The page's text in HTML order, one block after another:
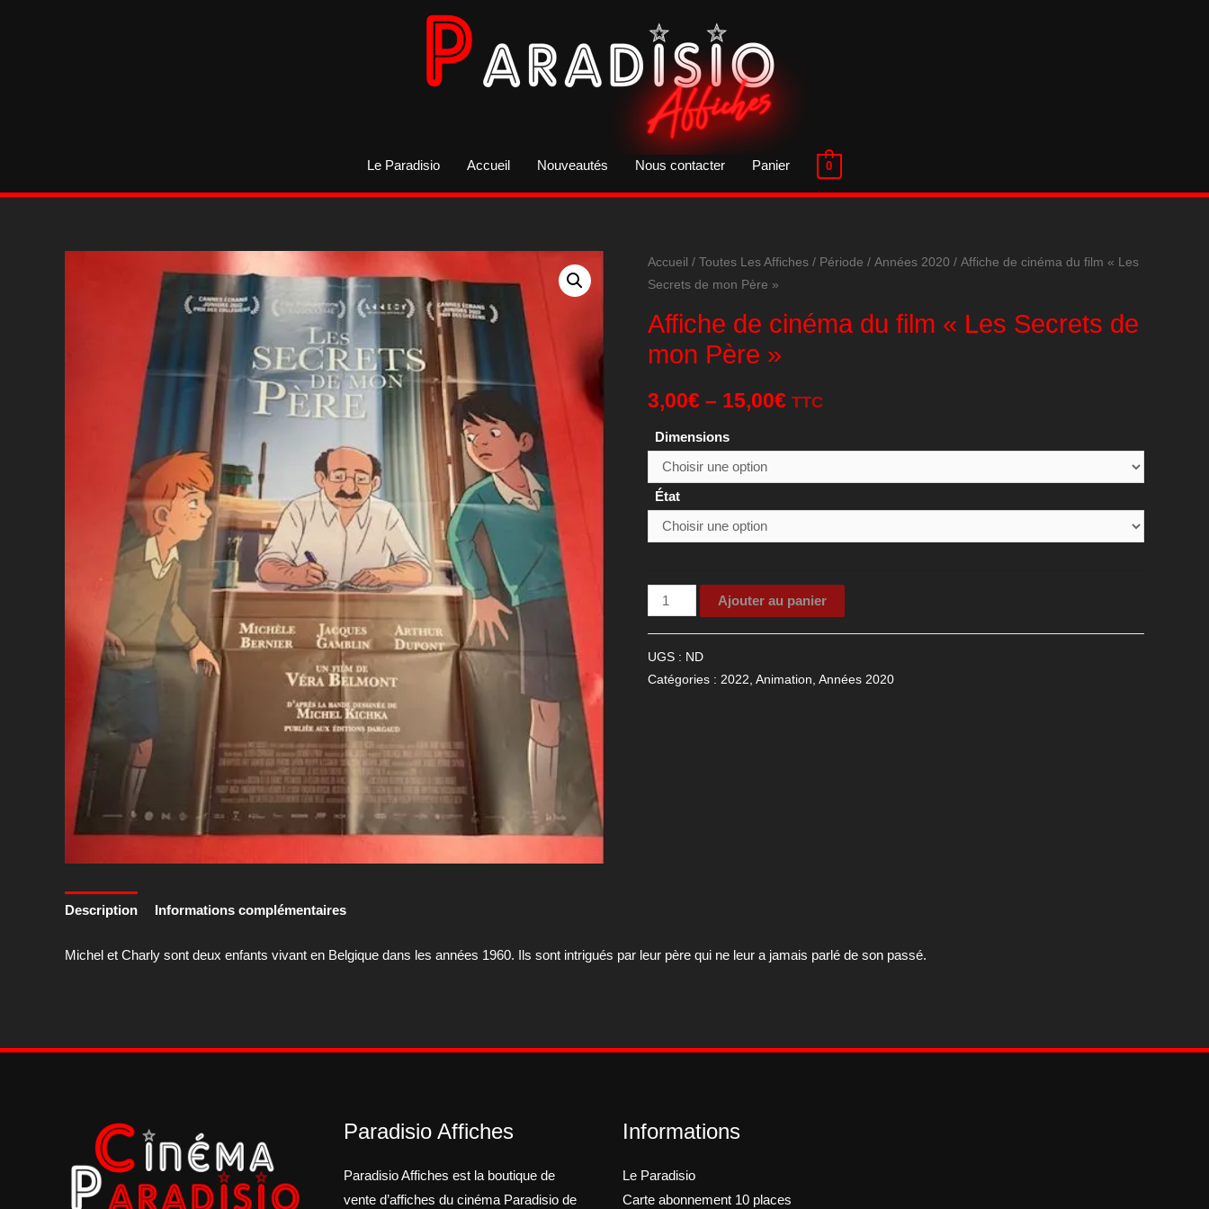
Le Paradisio Accueil Nouveautés Nous contacter Panier 0
Accueil / Toutes Les Affiches / Période / Années 2020 / Affiche de cinéma du film « Les
Secrets de mon Père »
Affiche de cinéma du film « Les Secrets de
mon Père »
3,00€ – 15,00€ TTC
Dimensions
État
quantité
de
Ajouter au panier
UGS : ND
Catégories : 2022, Animation, Années 2020
Description Informations complémentaires
Michel et Charly sont deux enfants vivant en Belgique dans les années 1960. Ils sont intrigués par leur père qui ne leur a jamais parlé de son passé.
Paradisio Affiches
Paradisio Affiches est la boutique de
vente d’affiches du cinéma Paradisio de
Informations
Le Paradisio
Carte abonnement 10 places